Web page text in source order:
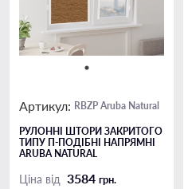
Артикул: RBZP Aruba Natural
РУЛОННІ ШТОРИ ЗАКРИТОГО
ТИПУ П-ПОДIБНІ НАПРЯМНІ
ARUBA NATURAL
Ціна від 3584 грн.